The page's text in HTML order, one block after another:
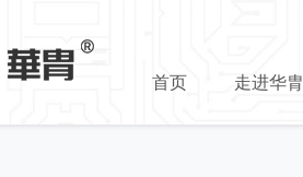
首页 走进华胄